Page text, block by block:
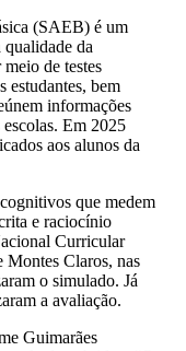
(SAEB) é um
da
de testes
estudantes, bem
informações
escolas. Em 2025
aos alunos da
que medem
e raciocínio
Curricular
Montes Claros, nas
o simulado. Já
a avaliação.
Guimarães